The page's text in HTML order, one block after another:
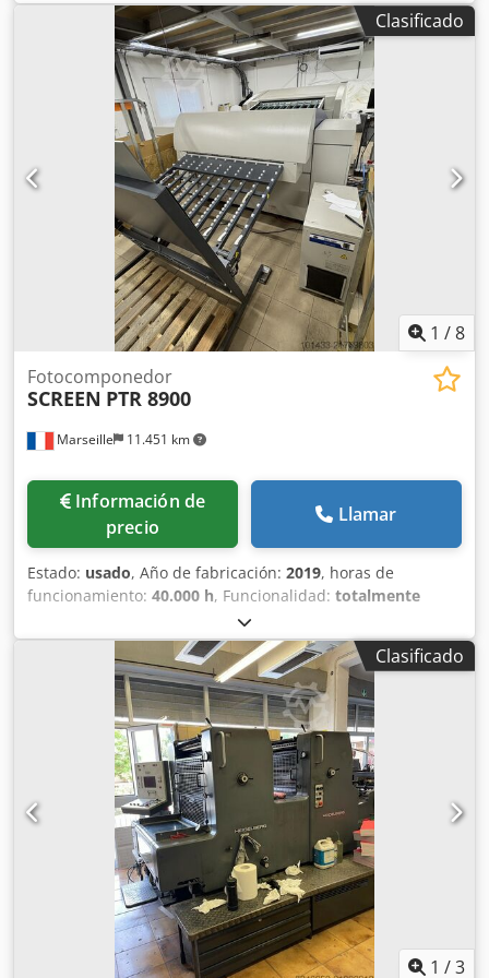
polvo Sistema de humectación Varn Kompac
Clasificado
1 /8
Marseille 11.451 km
Fotocomponedor
SCREEN PTR 8900
Información de
precio
Llamar
Estado: usado, Año de fabricación: 2019, horas de
funcionamiento: 40.000 h, Funcionalidad: totalmente
, CTP SCREEN PTR 8900N _ GLV 512 Cjdoy
Enwnepfx Af Hjrf WORKFLOW XMF 6.11 Completo
Clasificado
1 /3